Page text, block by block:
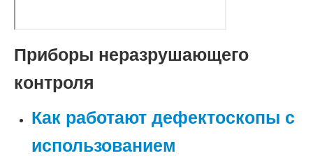
Приборы неразрушающего
контроля
Как работают дефектоскопы с
использованием